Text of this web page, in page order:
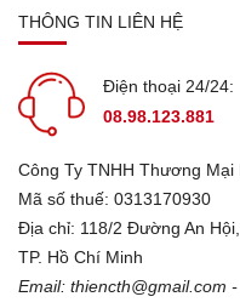
THÔNG TIN LIÊN HỆ
Điện thoại 24/24:
08.98.123.881
Công Ty TNHH Thương Mại
Mã số thuế: 0313170930
Địa chỉ: 118/2 Đường An
TP. Hồ Chí Minh
Email: thiencth@gmail.com